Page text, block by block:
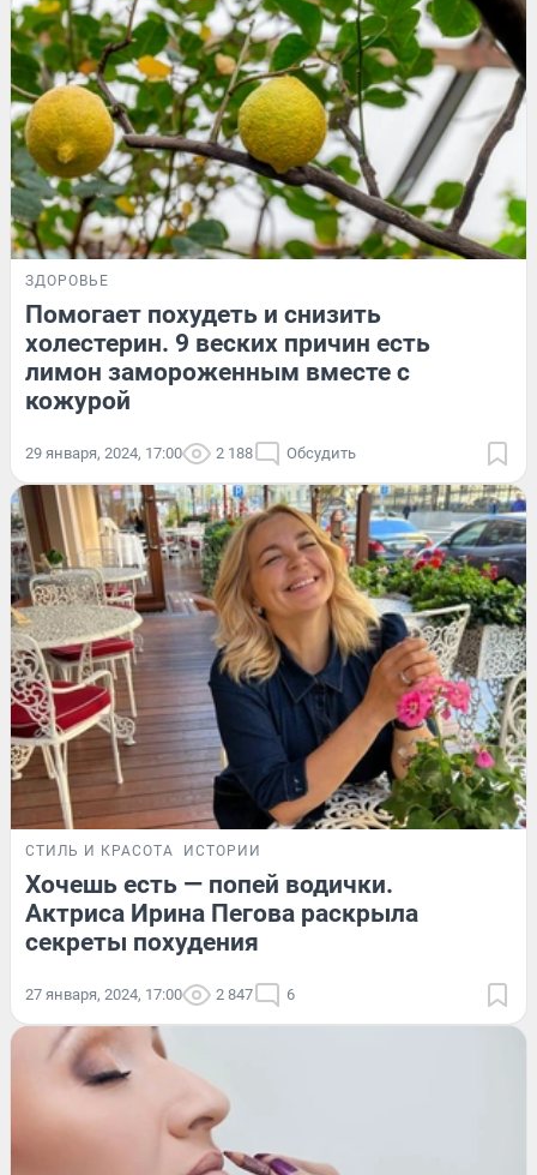
ЗДОРОВЬЕ
Помогает похудеть и снизить
холестерин. 9 веских причин есть
лимон замороженным вместе с
кожурой
29 января, 2024, 17:00 2 188 Обсудить
СТИЛЬ И КРАСОТА ИСТОРИИ
Хочешь есть — попей водички.
Актриса Ирина Пегова раскрыла
секреты похудения
27 января, 2024, 17:00 2 847 6